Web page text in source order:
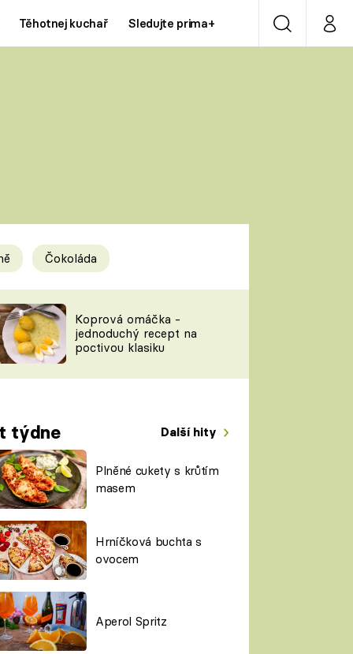
Těhotnej kuchař Sledujte prima+ VyhledáváníMůj
Prima LAJK
Sledujte nás
Čokoláda
Koprová omáčka -
jednoduchý recept na
poctivou klasiku
týdne Další hity
Plněné cukety s krůtím
masem
Hrníčková buchta s
ovocem
Aperol Spritz